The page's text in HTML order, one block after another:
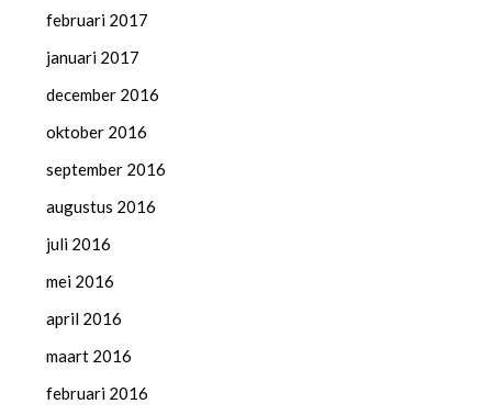
februari 2017
januari 2017
december 2016
oktober 2016
september 2016
augustus 2016
juli 2016
mei 2016
april 2016
maart 2016
februari 2016